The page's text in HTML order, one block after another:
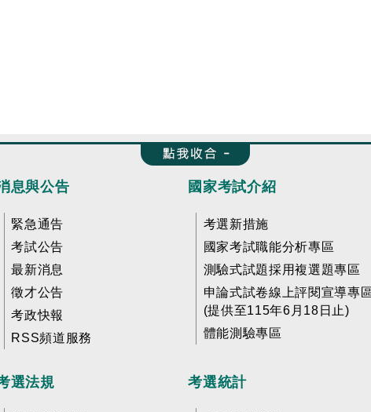
收合 FatFooter
息與公告
緊急通告
考試公告
最新消息
徵才公告
考政快報
RSS頻道服務
國家考試介紹
考選新措施
國家考試職能分析專區
測驗式試題採用複選題專區
申論式試卷線上評閱宣導專
(提供至115年6月18日止)
體能測驗專區
選法規 考選統計